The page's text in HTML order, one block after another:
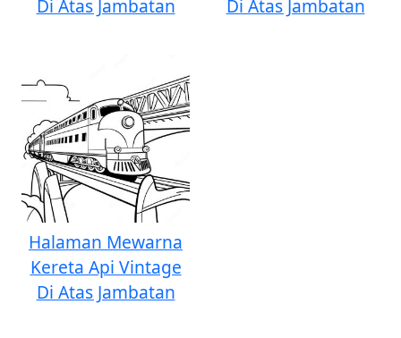
Di Atas Jambatan
Di Atas Jambatan
Halaman Mewarna
Kereta Api Vintage
Di Atas Jambatan